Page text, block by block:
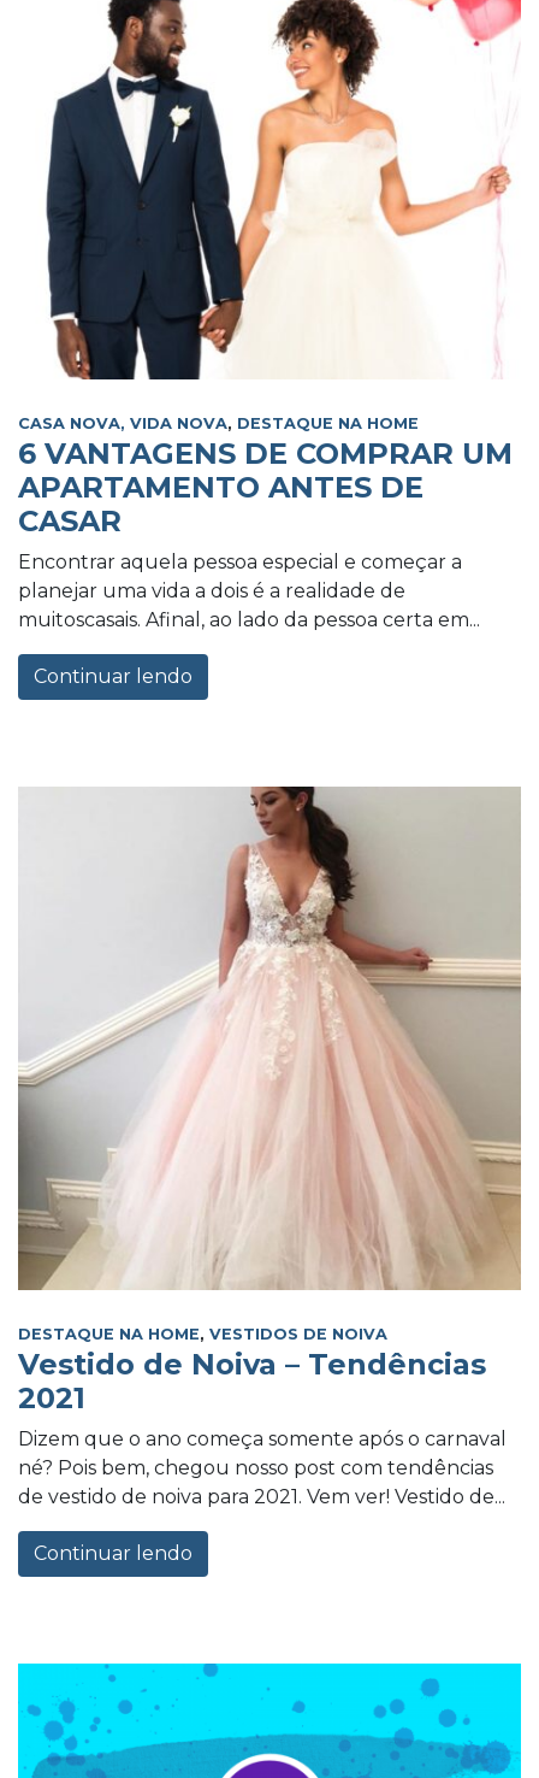
CASA NOVA, VIDA NOVA, DESTAQUE NA HOME
6 VANTAGENS DE COMPRAR UM
APARTAMENTO ANTES DE
CASAR
Encontrar aquela pessoa especial e começar a
planejar uma vida a dois é a realidade de
muitoscasais. Afinal, ao lado da pessoa certa em...
Continuar lendo
DESTAQUE NA HOME, VESTIDOS DE NOIVA
Vestido de Noiva – Tendências
2021
Dizem que o ano começa somente após o carnaval
né? Pois bem, chegou nosso post com tendências
de vestido de noiva para 2021. Vem ver! Vestido de...
Continuar lendo